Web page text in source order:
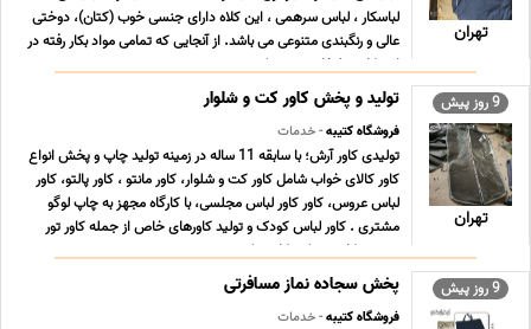
تهران
لباسکار ، لباس سرهمی ، این کلاه دارای جنسی خوب (کتان)، دوختی
عالی و رنگبندی متنوعی می باشد. از آنجایی که تمامی مواد بکار رفته در
این کلاه تبلیغاتی درجه یک می ... ...
9 روز پیش
تهران
تولید و پخش کاور کت و شلوار
فروشگاه کتیبه- خدمات
تولیدی کاور آرش؛ با سابقه 11 ساله در زمینه تولید چاپ و پخش انواع
کاور کالای خواب شامل کاور کت و شلوار، کاور مانتو ، کاور پالتو، کاور
لباس عروس، کاور کاور لباس مجلسی، با کارگاه مجهز به چاپ لوگو
مشتری . کاور لباس کودک و تولید کاورهای خاص از جمله کاور تور
ورزشی، کاور سینک، کاور روک ... ...
9 روز پیش پخش سجاده نماز مسافرتی
فروشگاه کتیبه- خدمات